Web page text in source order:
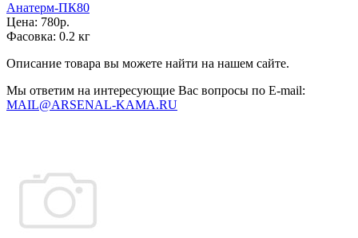
Анатерм-ПК80
Цена: 780р.
Фасовка: 0.2 кг
Описание товара вы можете найти на нашем сайте.
Мы ответим на интересующие Вас вопросы по E-mail:
MAIL@ARSENAL-KAMA.RU